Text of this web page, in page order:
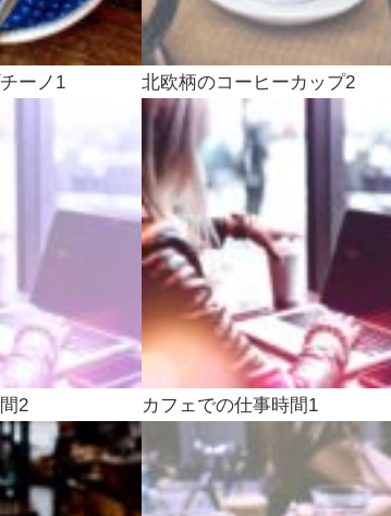
ーノ1 北欧柄のコーヒーカップ2
2 カフェでの仕事時間1